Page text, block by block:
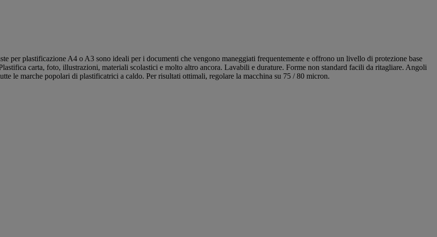
per plastificazione A4 o A3 sono ideali per i documenti che vengono maneggiati frequentemente e offrono un livello di protezione base
carta, foto, illustrazioni, materiali scolastici e molto altro ancora. Lavabili e durature. Forme non standard facili da ritagliare. Angoli
le marche popolari di plastificatrici a caldo. Per risultati ottimali, regolare la macchina su 75 / 80 micron.